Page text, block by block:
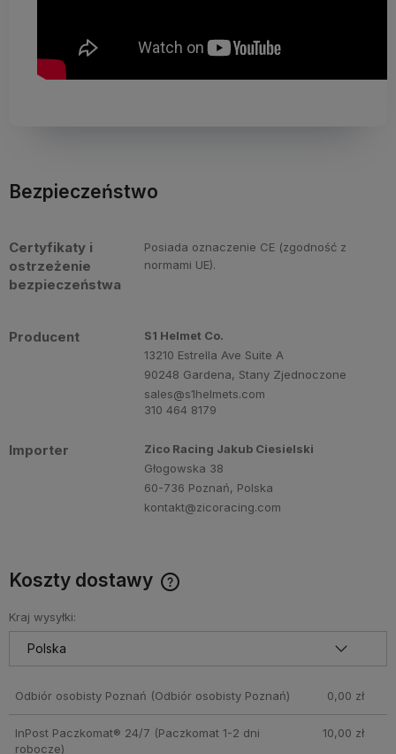
Bezpieczeństwo
Certyfikaty i
ostrzeżenie
bezpieczeństwa
Posiada oznaczenie CE (zgodność z
normami UE).
Producent
S1 Helmet Co.
13210 Estrella Ave Suite A
90248 Gardena, Stany Zjednoczone
sales@s1helmets.com
310 464 8179
Importer
Zico Racing Jakub Ciesielski
Głogowska 38
60-736 Poznań, Polska
kontakt@zicoracing.com
Koszty dostawy
Kraj wysyłki:
Odbiór osobisty Poznań (Odbiór osobisty Poznań) 0,00 zł
InPost Paczkomat® 24/7 (Paczkomat 1-2 dni
robocze)
10,00 zł